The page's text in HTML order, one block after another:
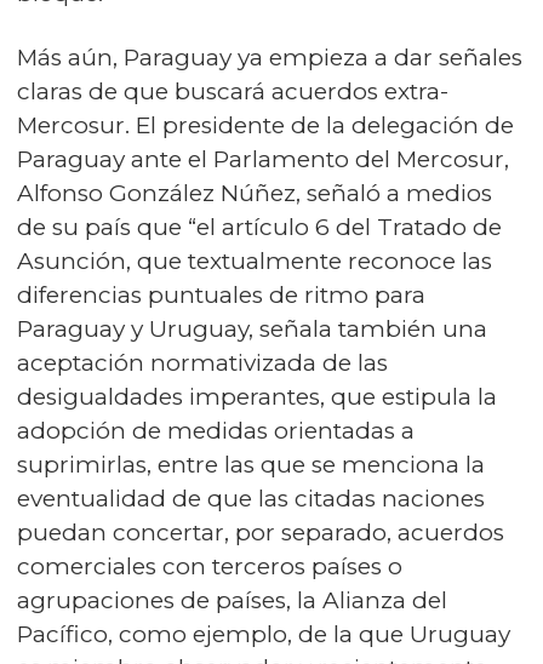
Más aún, Paraguay ya empieza a dar señales
claras de que buscará acuerdos extra-
Mercosur. El presidente de la delegación de
Paraguay ante el Parlamento del Mercosur,
Alfonso González Núñez, señaló a medios
de su país que “el artículo 6 del Tratado de
Asunción, que textualmente reconoce las
diferencias puntuales de ritmo para
Paraguay y Uruguay, señala también una
aceptación normativizada de las
desigualdades imperantes, que estipula la
adopción de medidas orientadas a
suprimirlas, entre las que se menciona la
eventualidad de que las citadas naciones
puedan concertar, por separado, acuerdos
comerciales con terceros países o
agrupaciones de países, la Alianza del
Pacífico, como ejemplo, de la que Uruguay